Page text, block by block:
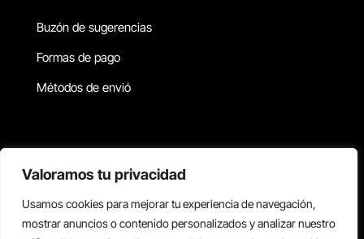
Valoramos tu privacidad
Usamos cookies para mejorar tu experiencia de navegación,
mostrar anuncios o contenido personalizados y analizar nuestro
Buzón de sugerencias
Formas de pago
Métodos de envió
Copyright © 2026 Reisix. Todos los derechos reservados.